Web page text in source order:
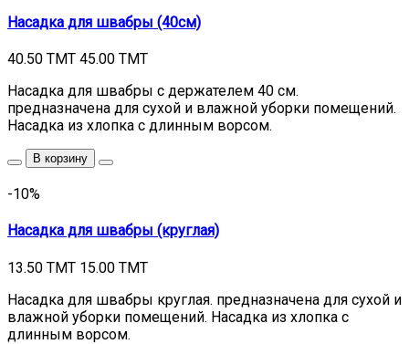
Насадка для швабры (40см)
40.50 TMT 45.00 TMT
Насадка для швабры с держателем 40 см.
предназначена для сухой и влажной уборки помещений.
Насадка из хлопка с длинным ворсом.
В корзину
-10%
Насадка для швабры (круглая)
13.50 TMT 15.00 TMT
Насадка для швабры круглая. предназначена для сухой и
влажной уборки помещений. Насадка из хлопка с
длинным ворсом.